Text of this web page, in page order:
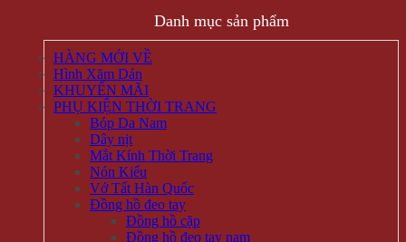
Danh mục sản phẩm
HÀNG MỚI VỀ
Hình Xăm Dán
KHUYẾN MÃI
PHỤ KIỆN THỜI TRANG
Bóp Da Nam
Dây nịt
Mắt Kính Thời Trang
Nón Kiểu
Vớ Tất Hàn Quốc
Đồng hồ đeo tay
Đồng hồ cặp
Đồng hồ đeo tay nam